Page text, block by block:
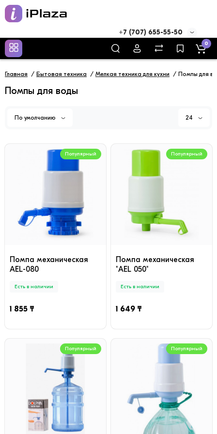
+7 (707) 655-55-50
0
Главная Бытовая техника Мелкая техника для кухни Помпы для
Помпы для воды
По умолчанию 24
Популярный
Помпа механическая
AEL-080
Есть в наличии
1 855 ₸
Популярный
Помпа механическая
"AEL 050"
Есть в наличии
1 649 ₸
Популярный Популярный